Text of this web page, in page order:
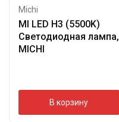
Michi
MI LED H3 (5500K)
Светодиодная лампа,
MICHI
В корзину